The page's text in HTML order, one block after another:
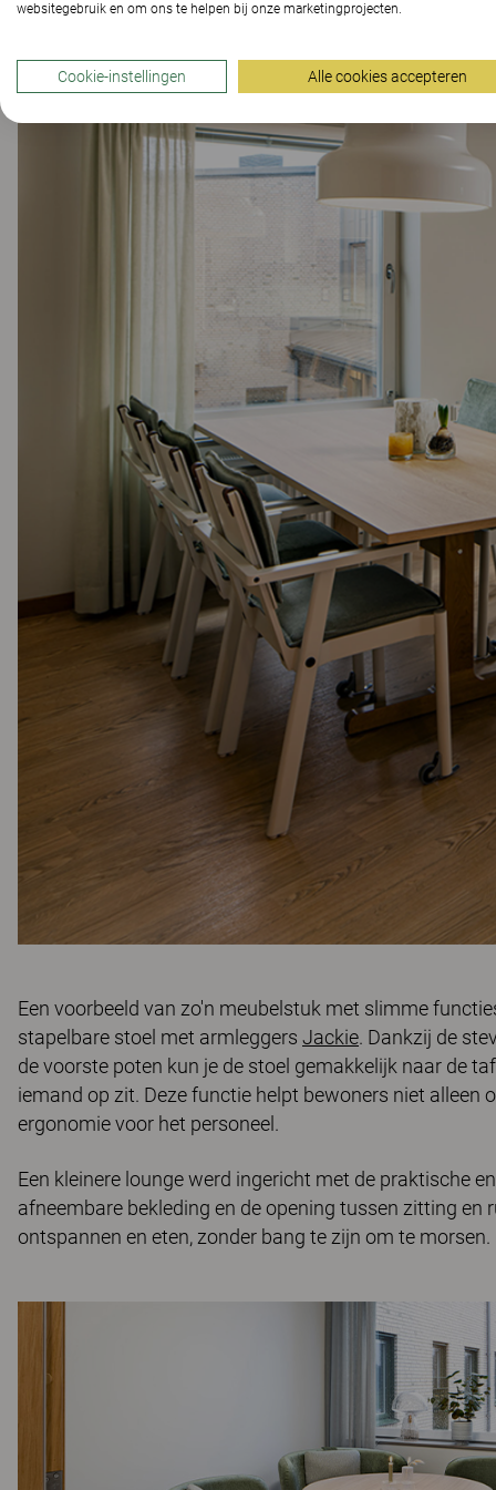
Een voorbeeld van zo'n meubelstuk met slimme
stapelbare stoel met armleggers Jackie. Dankzij de
de voorste poten kun je de stoel gemakkelijk naar de
iemand op zit. Deze functie helpt bewoners niet alleen
ergonomie voor het personeel.
Een kleinere lounge werd ingericht met de praktische
afneembare bekleding en de opening tussen zitting
ontspannen en eten, zonder bang te zijn om te morsen.
websitegebruik en om ons te helpen bij onze marketingprojecten.
Cookie-instellingen Alle cookies accepteren